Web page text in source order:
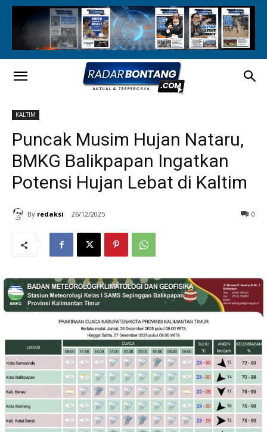
KALTIM
Puncak Musim Hujan Nataru,
BMKG Balikpapan Ingatkan
Potensi Hujan Lebat di Kaltim
By redaksi 26/12/2025 0